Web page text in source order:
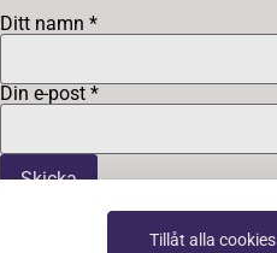
Ditt namn *
Din e-post *
Tillåt alla cookies